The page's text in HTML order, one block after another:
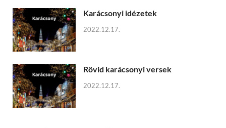
Karácsonyi idézetek
2022.12.17.
Rövid karácsonyi versek
2022.12.17.